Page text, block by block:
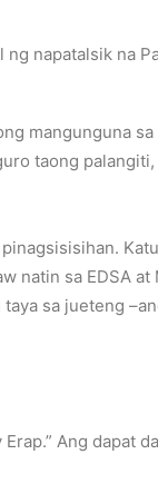
napatalsik na
mangunguna sa
taong
natin sa EDSA
sa jueteng
Ang dapat